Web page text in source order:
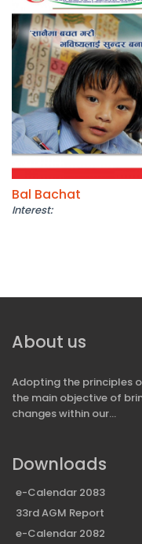
Bal Bachat
Interest:
About us
Adopting the principles
the main objective of
changes within our...
Downloads
e-Calendar 2083
33rd AGM Report
e-Calendar 2082